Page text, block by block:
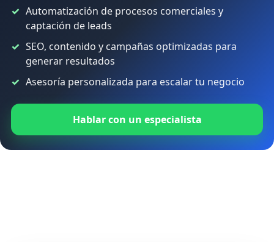
Automatización de procesos comerciales y
captación de leads
SEO, contenido y campañas optimizadas para
generar resultados
Asesoría personalizada para escalar tu negocio
Hablar con un especialista